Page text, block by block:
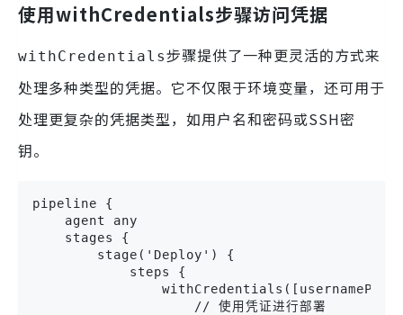
使用withCredentials步骤访问凭据
withCredentials步骤提供了一种更灵活的方式来
处理多种类型的凭据。它不仅限于环境变量，还可用于
处理更复杂的凭据类型，如用户名和密码或SSH密
钥。
pipeline {
    agent any
    stages {
        stage('Deploy') {
            steps {
                    // 使用凭证进行部署